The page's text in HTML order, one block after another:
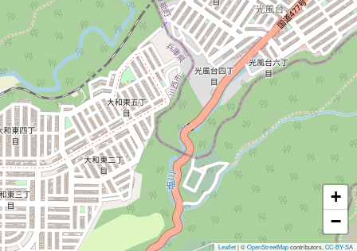
+
−
Leaflet|©OpenStreetMapcontributors, CC-BY-SA